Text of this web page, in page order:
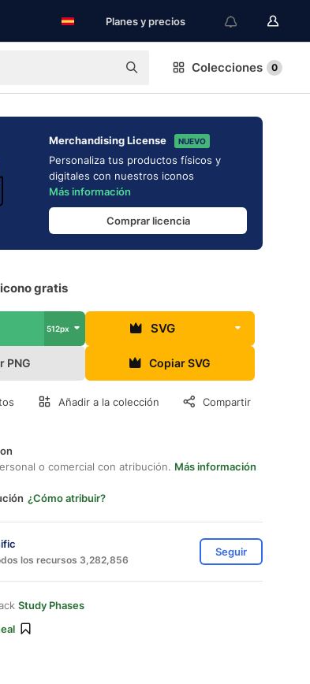
Planes y precios
Colecciones 0
Merchandising License NUEVO
Personaliza tus productos físicos y
digitales con nuestros iconos
Más información
Comprar licencia
gratis
512px SVG
PNG Copiar SVG
Añadir a la colección Compartir
o comercial con atribución. Más información
¿Cómo atribuir?
los recursos 3,282,856
Seguir
Study Phases